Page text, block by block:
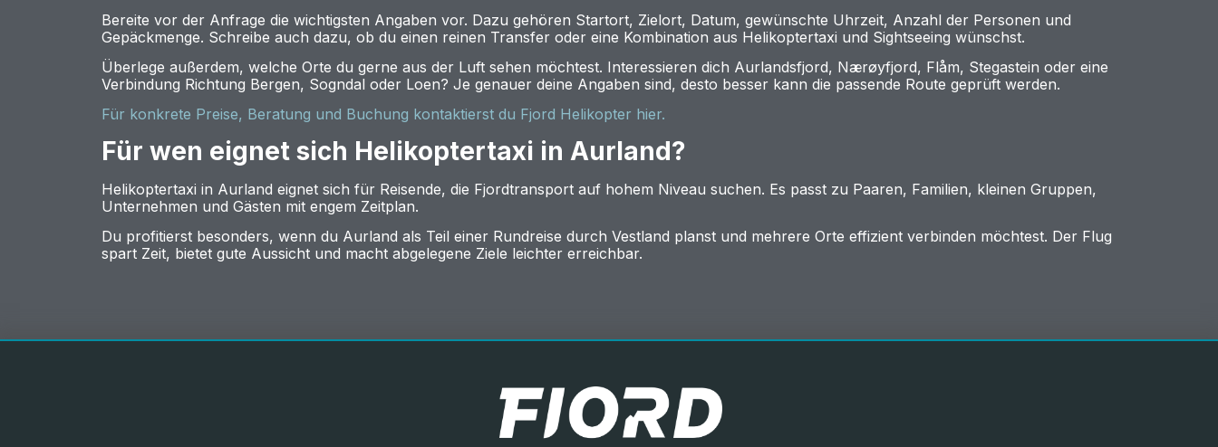
Bereite vor der Anfrage die wichtigsten Angaben vor. Dazu gehören Startort, Zielort, Datum, gewünschte Uhrzeit, Anzahl der Personen und
Gepäckmenge. Schreibe auch dazu, ob du einen reinen Transfer oder eine Kombination aus Helikoptertaxi und Sightseeing wünschst.
Überlege außerdem, welche Orte du gerne aus der Luft sehen möchtest. Interessieren dich Aurlandsfjord, Nærøyfjord, Flåm, Stegastein oder eine
Verbindung Richtung Bergen, Sogndal oder Loen? Je genauer deine Angaben sind, desto besser kann die passende Route geprüft werden.
Für konkrete Preise, Beratung und Buchung kontaktierst du Fjord Helikopter hier.
Für wen eignet sich Helikoptertaxi in Aurland?
Helikoptertaxi in Aurland eignet sich für Reisende, die Fjordtransport auf hohem Niveau suchen. Es passt zu Paaren, Familien, kleinen Gruppen,
Unternehmen und Gästen mit engem Zeitplan.
Du profitierst besonders, wenn du Aurland als Teil einer Rundreise durch Vestland planst und mehrere Orte effizient verbinden möchtest. Der Flug
spart Zeit, bietet gute Aussicht und macht abgelegene Ziele leichter erreichbar.